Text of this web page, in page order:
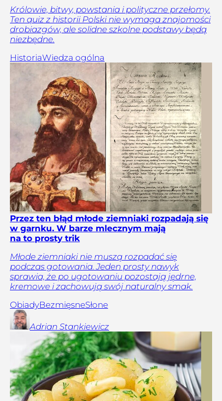
Królowie, bitwy, powstania i polityczne przełomy.
Ten quiz z historii Polski nie wymaga znajomości
drobiazgów, ale solidne szkolne podstawy będą
niezbędne.
HistoriaWiedza ogólna
Przez ten błąd młode ziemniaki rozpadają się
w garnku. W barze mlecznym mają
na to prosty trik
Młode ziemniaki nie muszą rozpadać się
podczas gotowania. Jeden prosty nawyk
sprawia, że po ugotowaniu pozostają jędrne,
kremowe i zachowują swój naturalny smak.
ObiadyBezmięsneSłone
Adrian Stankiewicz